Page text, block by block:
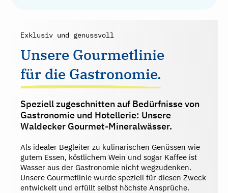
Exklusiv und genussvoll
Unsere Gourmetlinie
für die Gastronomie.
Speziell zugeschnitten auf Bedürfnisse von
Gastronomie und Hotellerie: Unsere
Waldecker Gourmet-Mineralwässer.
Als idealer Begleiter zu kulinarischen Genüssen wie
gutem Essen, köstlichem Wein und sogar Kaffee ist
Wasser aus der Gastronomie nicht wegzudenken.
Unsere Gourmetlinie wurde speziell für diesen Zweck
entwickelt und erfüllt selbst höchste Ansprüche.